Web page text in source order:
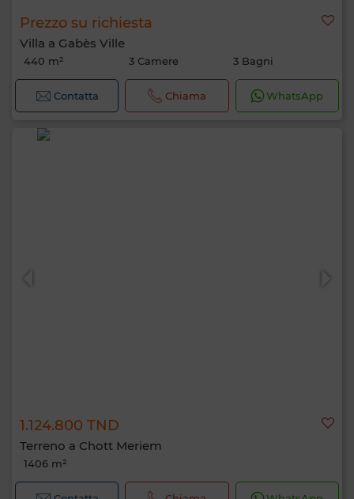
Prezzo su richiesta
Villa a Gabès Ville
440 m² 3 Camere 3 Bagni
Contatta Chiama WhatsApp
1.124.800 TND
Terreno a Chott Meriem
1406 m²